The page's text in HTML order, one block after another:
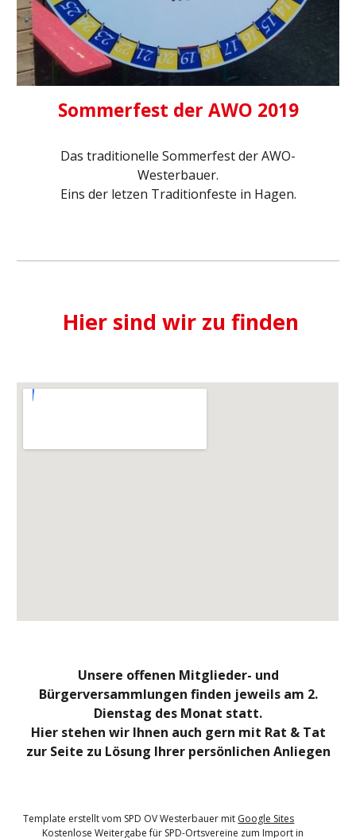
Sommerfest der AWO 2019
Das traditionelle Sommerfest der AWO-
Westerbauer.
Eins der letzen Traditionfeste in Hagen.
Hier sind wir zu finden
Unsere offenen Mitglieder- und
Bürgerversammlungen finden jeweils am 2.
Dienstag des Monat statt.
Hier stehen wir Ihnen auch gern mit Rat & Tat
zur Seite zu Lösung Ihrer persönlichen Anliegen
Template erstellt vom SPD OV Westerbauer mit Google Sites
Kostenlose Weitergabe für SPD-Ortsvereine zum Import in